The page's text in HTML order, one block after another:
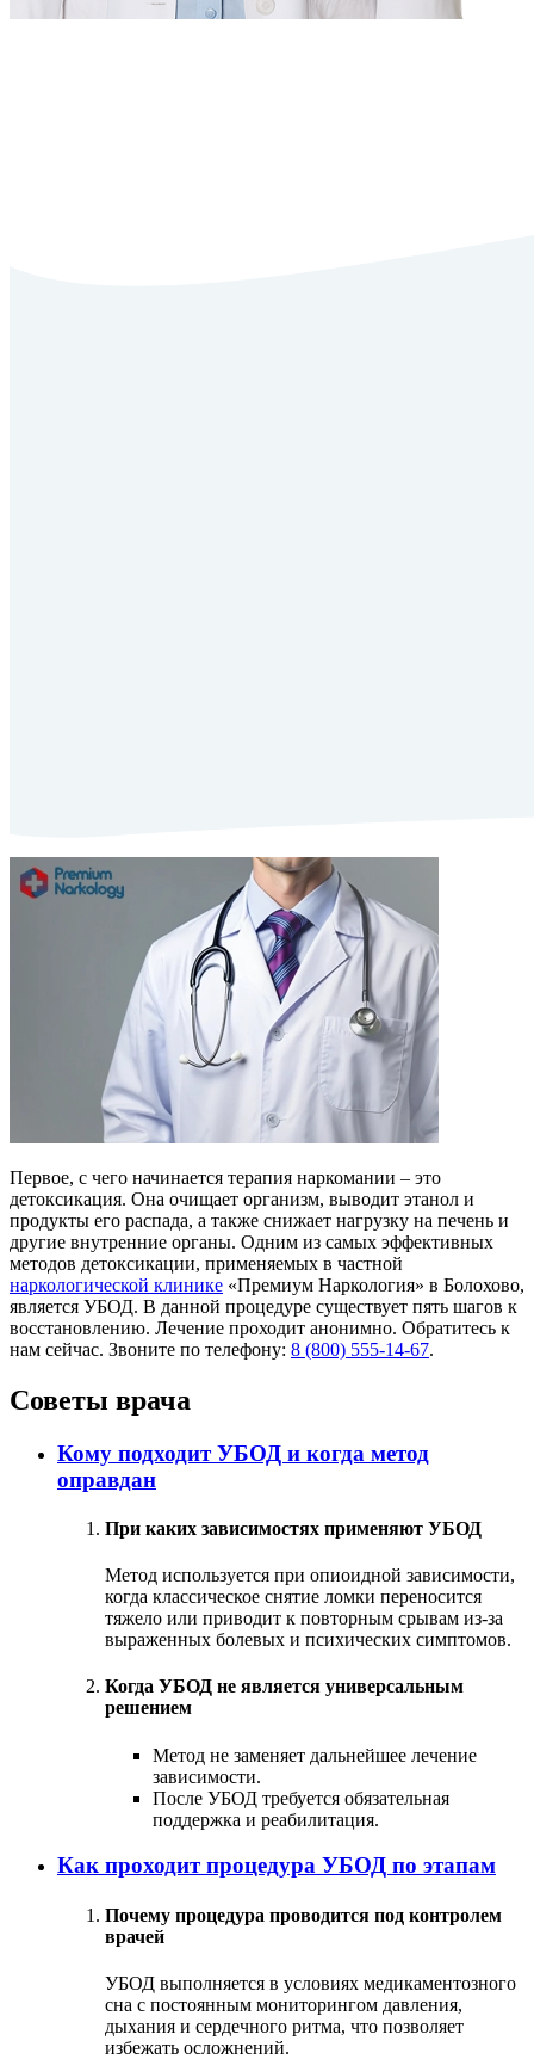
Первое, с чего начинается терапия наркомании – это
детоксикация. Она очищает организм, выводит этанол и
продукты его распада, а также снижает нагрузку на печень и
другие внутренние органы. Одним из самых эффективных
методов детоксикации, применяемых в частной
наркологической клинике «Премиум Наркология» в Болохово,
является УБОД. В данной процедуре существует пять шагов к
восстановлению. Лечение проходит анонимно. Обратитесь к
нам сейчас. Звоните по телефону: 8 (800) 555-14-67.
Советы врача
Кому подходит УБОД и когда метод
оправдан
При каких зависимостях применяют УБОД
Метод используется при опиоидной зависимости,
когда классическое снятие ломки переносится
тяжело или приводит к повторным срывам из-за
выраженных болевых и психических симптомов.
Когда УБОД не является универсальным
решением
Метод не заменяет дальнейшее лечение
зависимости.
После УБОД требуется обязательная
поддержка и реабилитация.
Как проходит процедура УБОД по этапам
Почему процедура проводится под контролем
врачей
УБОД выполняется в условиях медикаментозного
сна с постоянным мониторингом давления,
дыхания и сердечного ритма, что позволяет
избежать осложнений.